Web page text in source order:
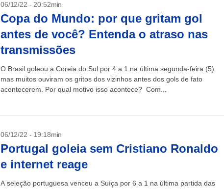
06/12/22 - 20:52min
Copa do Mundo: por que gritam gol
antes de você? Entenda o atraso nas
transmissões
O Brasil goleou a Coreia do Sul por 4 a 1 na última segunda-feira (5)
mas muitos ouviram os gritos dos vizinhos antes dos gols de fato
acontecerem. Por qual motivo isso acontece? Com...
06/12/22 - 19:18min
Portugal goleia sem Cristiano Ronaldo
e internet reage
A seleção portuguesa venceu a Suíça por 6 a 1 na última partida das